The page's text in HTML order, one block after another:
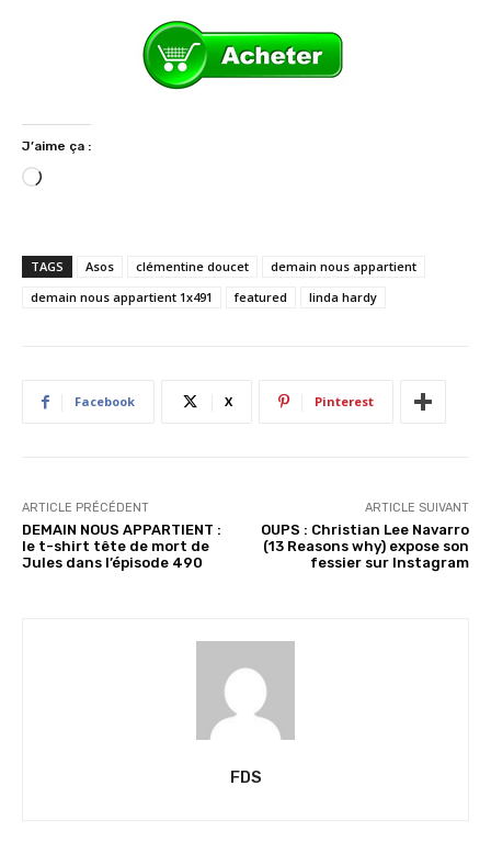
J’aime ça :
C
r
g
e
t
TAGS Asos clémentine doucet
demain nous appartient
demain nous appartient 1x491
featured linda hardy
Facebook X Pinterest
ARTICLE PRÉCÉDENT
DEMAIN NOUS APPARTIENT :
le t-shirt tête de mort de
Jules dans l’épisode 490
ARTICLE SUIVANT
OUPS : Christian Lee Navarro
(13 Reasons why) expose son
fessier sur Instagram
FDS